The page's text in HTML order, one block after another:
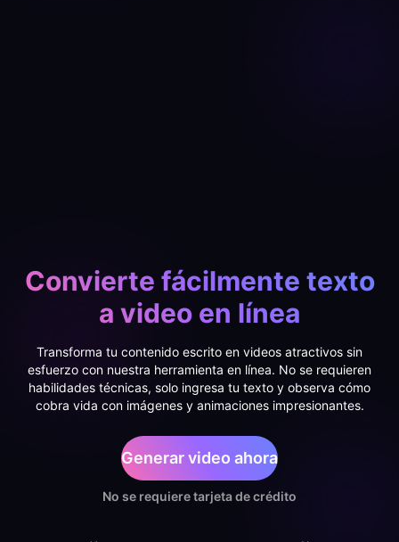
Convierte fácilmente texto
a video en línea
Transforma tu contenido escrito en videos atractivos sin
esfuerzo con nuestra herramienta en línea. No se requieren
habilidades técnicas, solo ingresa tu texto y observa cómo
cobra vida con imágenes y animaciones impresionantes.
Generar video ahora
No se requiere tarjeta de crédito